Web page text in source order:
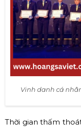
Vinh danh cá
Thời gian thấm